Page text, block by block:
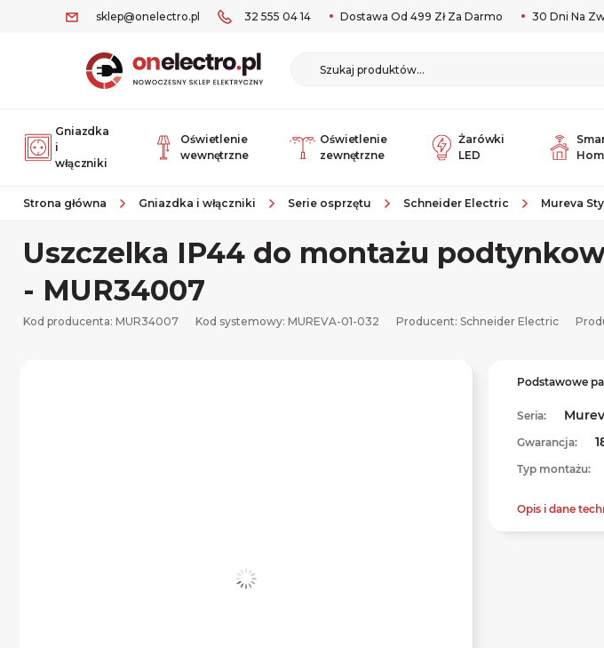
sklep@onelectro.pl 32 555 04 14 Dostawa Od 499 Zł Za Darmo 30 Dni Na
Gniazdka
i
włączniki
Oświetlenie
wewnętrzne
Oświetlenie
zewnętrzne
Żarówki
LED
Strona główna Gniazdka i włączniki Serie osprzętu Schneider Electric Mureva
Uszczelka IP44 do montażu
- MUR34007
Kod producenta: MUR34007 Kod systemowy: MUREVA-01-032 Producent: Schneider Electric
Podstawowe
Seria:
Gwarancja:
Typ montażu:
Opis i dane